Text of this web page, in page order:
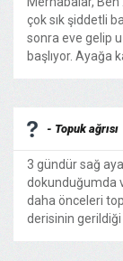
çok sık şiddetli
sonra eve gelip
başlıyor. Ayağa
- Topuk ağrısı
3 gündür sağ
dokunduğumda
daha önceleri
derisinin gerildiği